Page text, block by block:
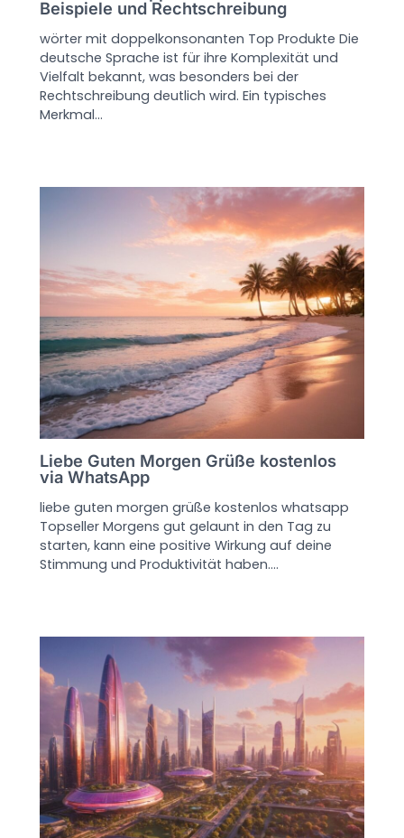
Beispiele und Rechtschreibung
wörter mit doppelkonsonanten Top Produkte Die
deutsche Sprache ist für ihre Komplexität und
Vielfalt bekannt, was besonders bei der
Rechtschreibung deutlich wird. Ein typisches
Merkmal…
Liebe Guten Morgen Grüße kostenlos
via WhatsApp
liebe guten morgen grüße kostenlos whatsapp
Topseller Morgens gut gelaunt in den Tag zu
starten, kann eine positive Wirkung auf deine
Stimmung und Produktivität haben.…